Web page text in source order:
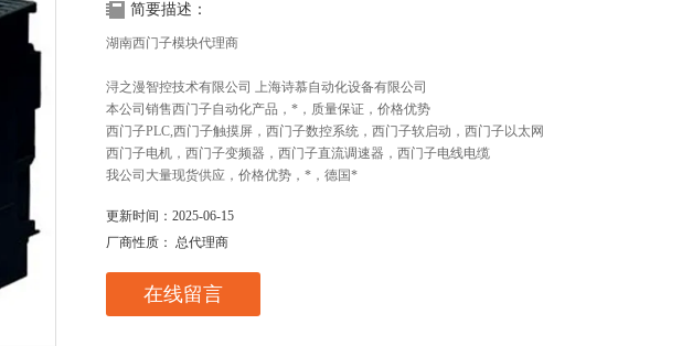
简要描述：
湖南西门子模块代理商
浔之漫智控技术有限公司 上海诗慕自动化设备有限公司
本公司销售西门子自动化产品，*，质量保证，价格优势
西门子PLC,西门子触摸屏，西门子数控系统，西门子软启动，西门子以太网
西门子电机，西门子变频器，西门子直流调速器，西门子电线电缆
我公司大量现货供应，价格优势，*，德国*
更新时间：2025-06-15
厂商性质： 总代理商
在线留言